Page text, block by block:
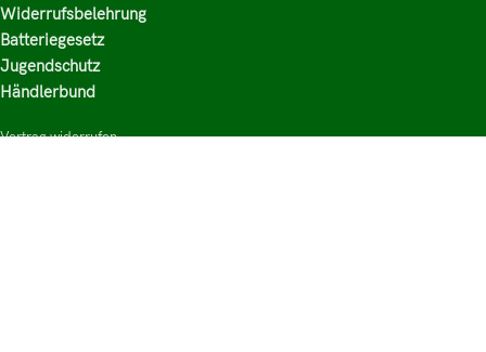
Widerrufsbelehrung
Batteriegesetz
Jugendschutz
Händlerbund
Vertrag widerrufen